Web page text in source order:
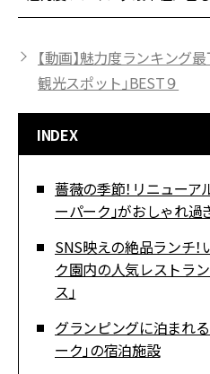
【動画】魅力度ランキング
観光スポット」BEST９
INDEX
薔薇の季節！リニューア
ーパーク」がおしゃれ過
SNS映えの絶品ランチ
ク園内の人気レストラ
ス」
グランピングに泊まれ
ーク」の宿泊施設